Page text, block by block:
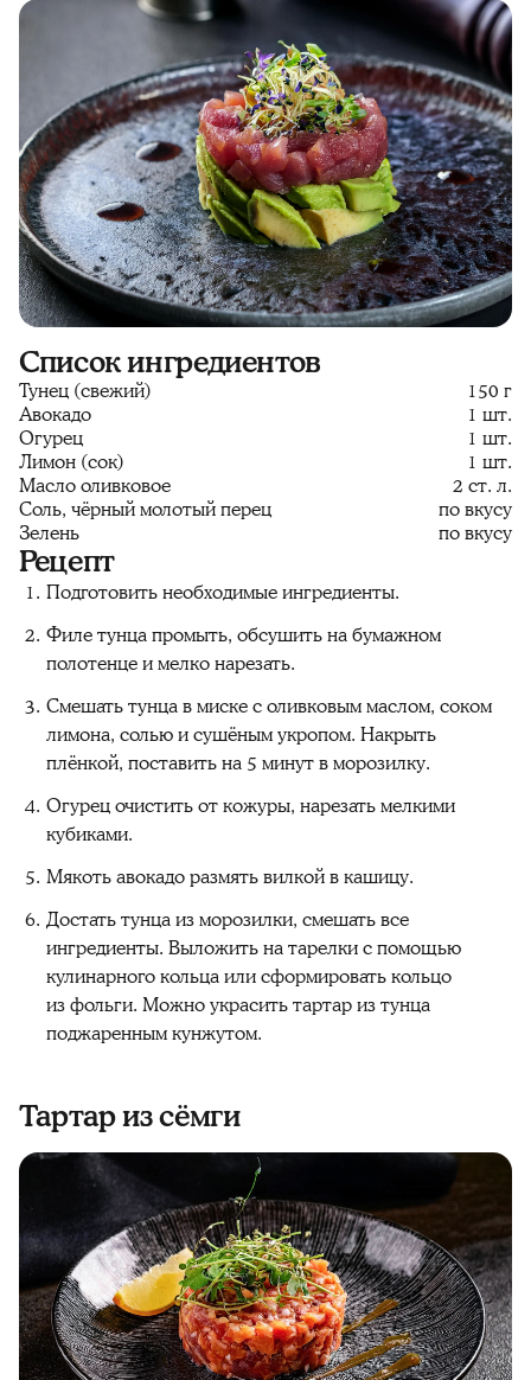
Список ингредиентов
Тунец (свежий)
150 г
Авокадо
1 шт.
Огурец
1 шт.
Лимон (сок)
1 шт.
Масло оливковое
2 ст. л.
Соль, чёрный молотый перец
по вкусу
Зелень
по вкусу
Рецепт
Подготовить необходимые ингредиенты.
Филе тунца промыть, обсушить на бумажном
полотенце и мелко нарезать.
Смешать тунца в миске с оливковым маслом, соком
лимона, солью и сушёным укропом. Накрыть
плёнкой, поставить на 5 минут в морозилку.
Огурец очистить от кожуры, нарезать мелкими
кубиками.
Мякоть авокадо размять вилкой в кашицу.
Достать тунца из морозилки, смешать все
ингредиенты. Выложить на тарелки с помощью
кулинарного кольца или сформировать кольцо
из фольги. Можно украсить тартар из тунца
поджаренным кунжутом.
Тартар из сёмги